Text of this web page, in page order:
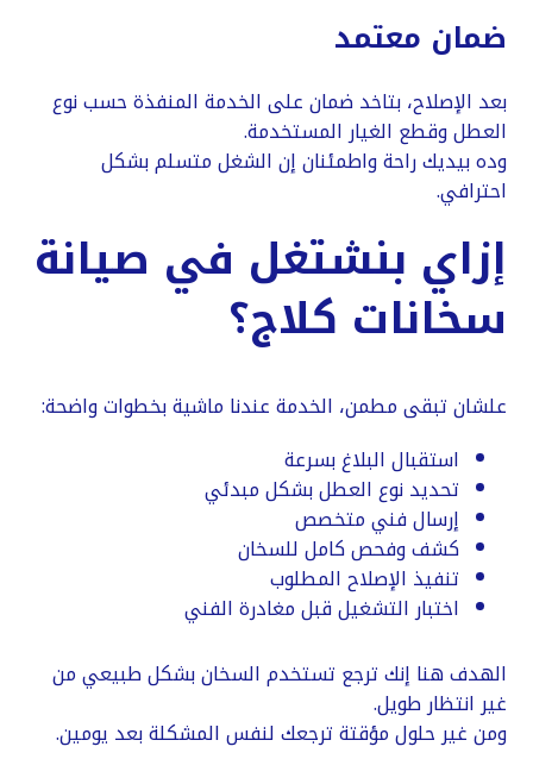
ضمان معتمد
بعد الإصلاح، بتاخد ضمان على الخدمة المنفذة حسب نوع
العطل وقطع الغيار المستخدمة.
وده بيديك راحة واطمئنان إن الشغل متسلم بشكل
احترافي.
إزاي بنشتغل في صيانة
سخانات كلاج؟
علشان تبقى مطمن، الخدمة عندنا ماشية بخطوات واضحة:
استقبال البلاغ بسرعة
تحديد نوع العطل بشكل مبدئي
إرسال فني متخصص
كشف وفحص كامل للسخان
تنفيذ الإصلاح المطلوب
اختبار التشغيل قبل مغادرة الفني
الهدف هنا إنك ترجع تستخدم السخان بشكل طبيعي من
غير انتظار طويل.
ومن غير حلول مؤقتة ترجعك لنفس المشكلة بعد يومين.